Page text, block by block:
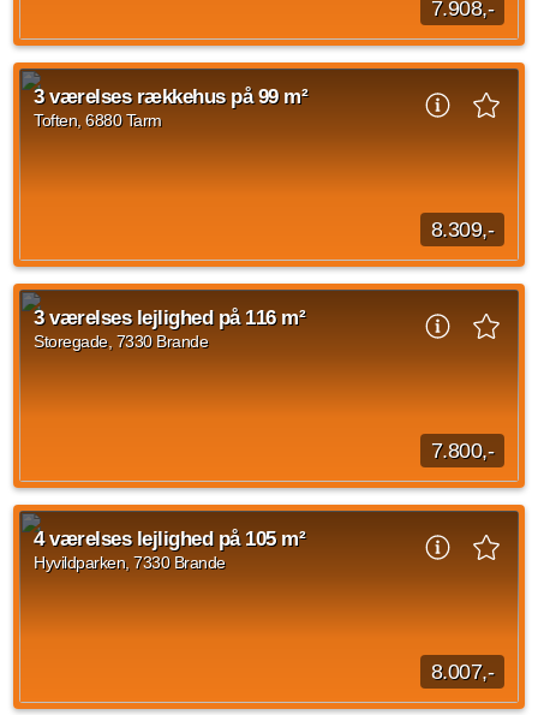
7.908,-
3 værelses rækkehus på Toften, Tarm med en størrelse på 91
kvadratmeter. Huslejen udgør 7.908 kr og forbrug er sat til
1.250 kr. Indskuddet for rækkehuset...
3 værelses rækkehus på 99 m²
Toften, 6880 Tarm
8.309,-
3 værelses rækkehus på Toften, Tarm med en størrelse på 99
kvadratmeter. Huslejen udgør 8.309 kr og forbrug er sat til
1.250 kr. Indskud for rækkehuset...
Kilde: Ringkøbing-Skjern Boligforening
3 værelses lejlighed på 116 m²
Storegade, 7330 Brande
7.800,-
3 værelses lejlighed. Stor stue, stort soveværelse med
indbygningsskabe og regulært værelse. Gang med
indbygningsskabe. Toilet med brusebad Nyt Svane...
Kilde: Leje-portalen.dk
4 værelses lejlighed på 105 m²
Hyvildparken, 7330 Brande
8.007,-